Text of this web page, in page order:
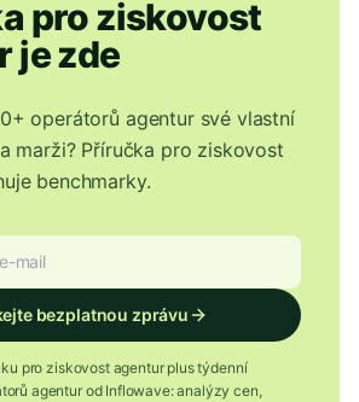
pro ziskovost
je zde
operátorů agentur své vlastní
marži? Příručka pro ziskovost
benchmarky.
bezplatnou zprávu
pro ziskovost agentur plus týdenní
agentur od Inflowave: analýzy cen,